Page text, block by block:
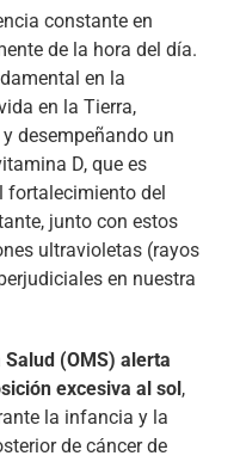
constante en
de la hora del día.
en la
en la Tierra,
desempeñando un
D, que es
fortalecimiento del
junto con estos
ultravioletas (rayos
en nuestra
(OMS) alerta
excesiva al sol ,
la infancia y la
de cáncer de